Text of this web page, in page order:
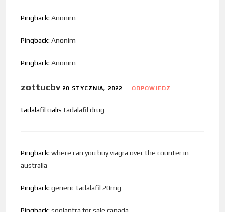
Pingback:Anonim
Pingback:Anonim
Pingback:Anonim
zottucbv 20 STYCZNIA, 2022 ODPOWIEDZ
tadalafil cialistadalafil drug
Pingback:where can you buy viagra over the counter in
australia
Pingback:generic tadalafil 20mg